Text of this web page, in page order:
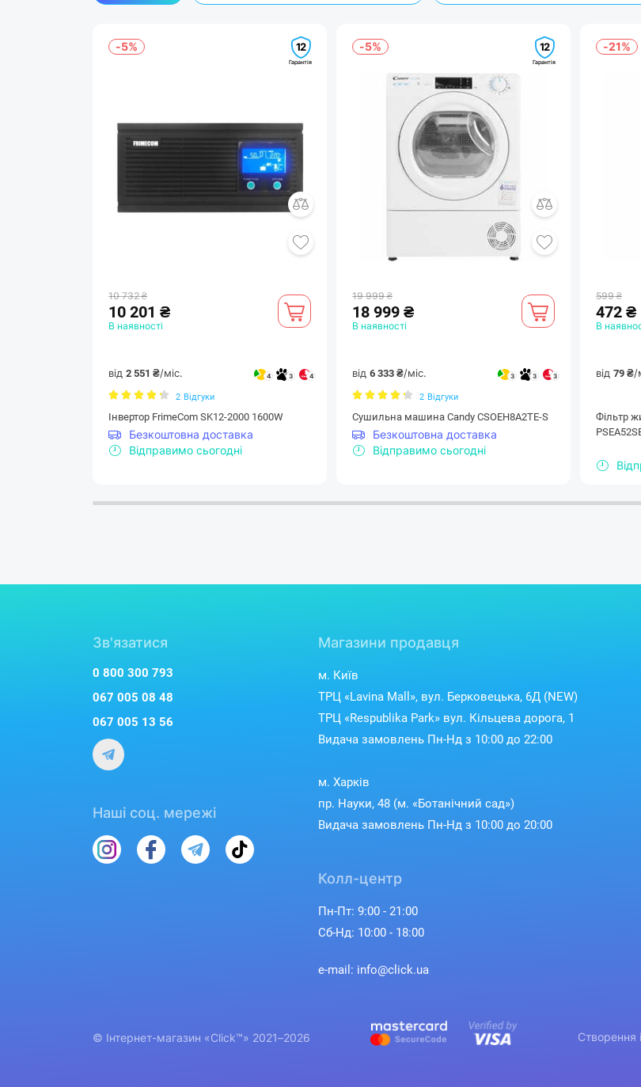
-5% 12
Гарантія
10 732 ₴
10 201 ₴
В наявності
від 2 551 ₴/міс. 4 3 4
2 Відгуки
Інвертор FrimeCom SK12-2000 1600W
Безкоштовна доставка
Відправимо сьогодні
-5% 12
Гарантія
19 999 ₴
18 999 ₴
В наявності
від 6 333 ₴/міс. 3 3 3
2 Відгуки
Сушильна машина Candy CSOEH8A2TE-S
Безкоштовна доставка
Відправимо сьогодні
-21%
599 ₴
472 ₴
В
від 79 ₴/
Фільтр
Зв'язатися
0 800 300 793
067 005 08 48
067 005 13 56
Наші соц. мережі
Магазини продавця
м. Київ
ТРЦ «Lavina Mall», вул. Берковецька, 6Д (NEW)
ТРЦ «Respublika Park» вул. Кільцева дорога, 1
Видача замовлень Пн-Нд з 10:00 до 22:00
м. Харків
пр. Науки, 48 (м. «Ботанічний сад»)
Видача замовлень Пн-Нд з 10:00 до 20:00
Колл-центр
Пн-Пт: 9:00 - 21:00
Сб-Нд: 10:00 - 18:00
e-mail: info@click.ua
© Інтернет-магазин «Click™» 2021–2026 Створення